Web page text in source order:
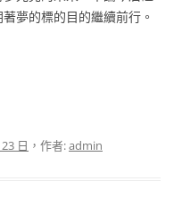
夢的標的目的繼續前行。
日 ，作者:admin